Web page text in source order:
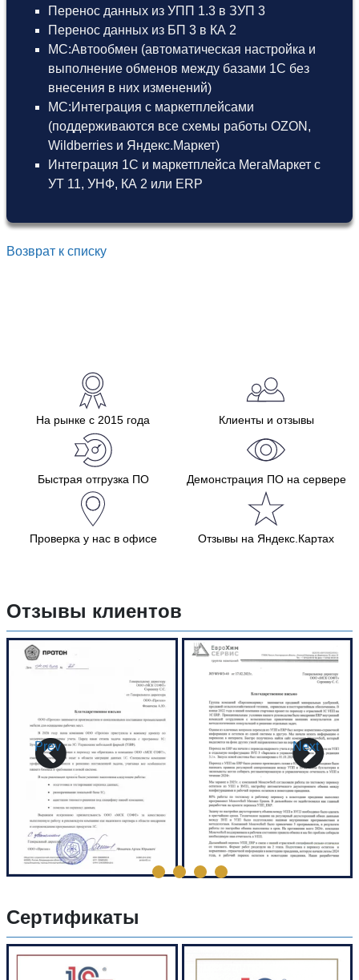
Перенос данных из УПП 1.3 в ЗУП 3
Перенос данных из БП 3 в КА 2
МС:Автообмен (автоматическая настройка и
выполнение обменов между базами 1С без
внесения в них изменений)
МС:Интеграция с маркетплейсами
(поддерживаются все схемы работы OZON,
Wildberries и Яндекс.Маркет)
Интеграция 1С и маркетплейса МегаМаркет с
УТ 11, УНФ, КА 2 или ERP
Возврат к списку
На рынке с 2015 года Клиенты и отзывы
Быстрая отгрузка ПО Демонстрация ПО на сервере
Проверка у нас в офисе Отзывы на Яндекс.Картах
Отзывы клиентов
Prev Next
Сертификаты